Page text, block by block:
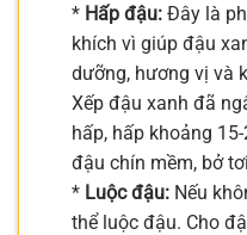
* Hấp đậu: Đây là
khích vì giúp đậu
dưỡng, hương vị và
Xếp đậu xanh đã
hấp, hấp khoảng
đậu chín mềm, bở
* Luộc đậu: Nếu
thể luộc đậu. Cho